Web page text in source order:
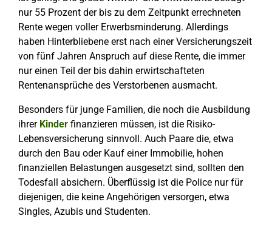
nur 55 Prozent der bis zu dem Zeitpunkt errechneten
Rente wegen voller Erwerbsminderung. Allerdings
haben Hinterbliebene erst nach einer Versicherungszeit
von fünf Jahren Anspruch auf diese Rente, die immer
nur einen Teil der bis dahin erwirtschafteten
Rentenansprüche des Verstorbenen ausmacht.
Besonders für junge Familien, die noch die Ausbildung
ihrer Kinder finanzieren müssen, ist die Risiko-
Lebensversicherung sinnvoll. Auch Paare die, etwa
durch den Bau oder Kauf einer Immobilie, hohen
finanziellen Belastungen ausgesetzt sind, sollten den
Todesfall absichern. Überflüssig ist die Police nur für
diejenigen, die keine Angehörigen versorgen, etwa
Singles, Azubis und Studenten.